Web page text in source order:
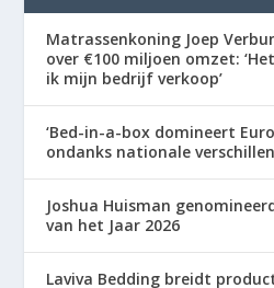
Matrassenkoning Joep
over €100 miljoen omzet:
ik mijn bedrijf verkoop’
‘Bed-in-a-box domineert
ondanks nationale
Joshua Huisman
van het Jaar 2026
Laviva Bedding breidt